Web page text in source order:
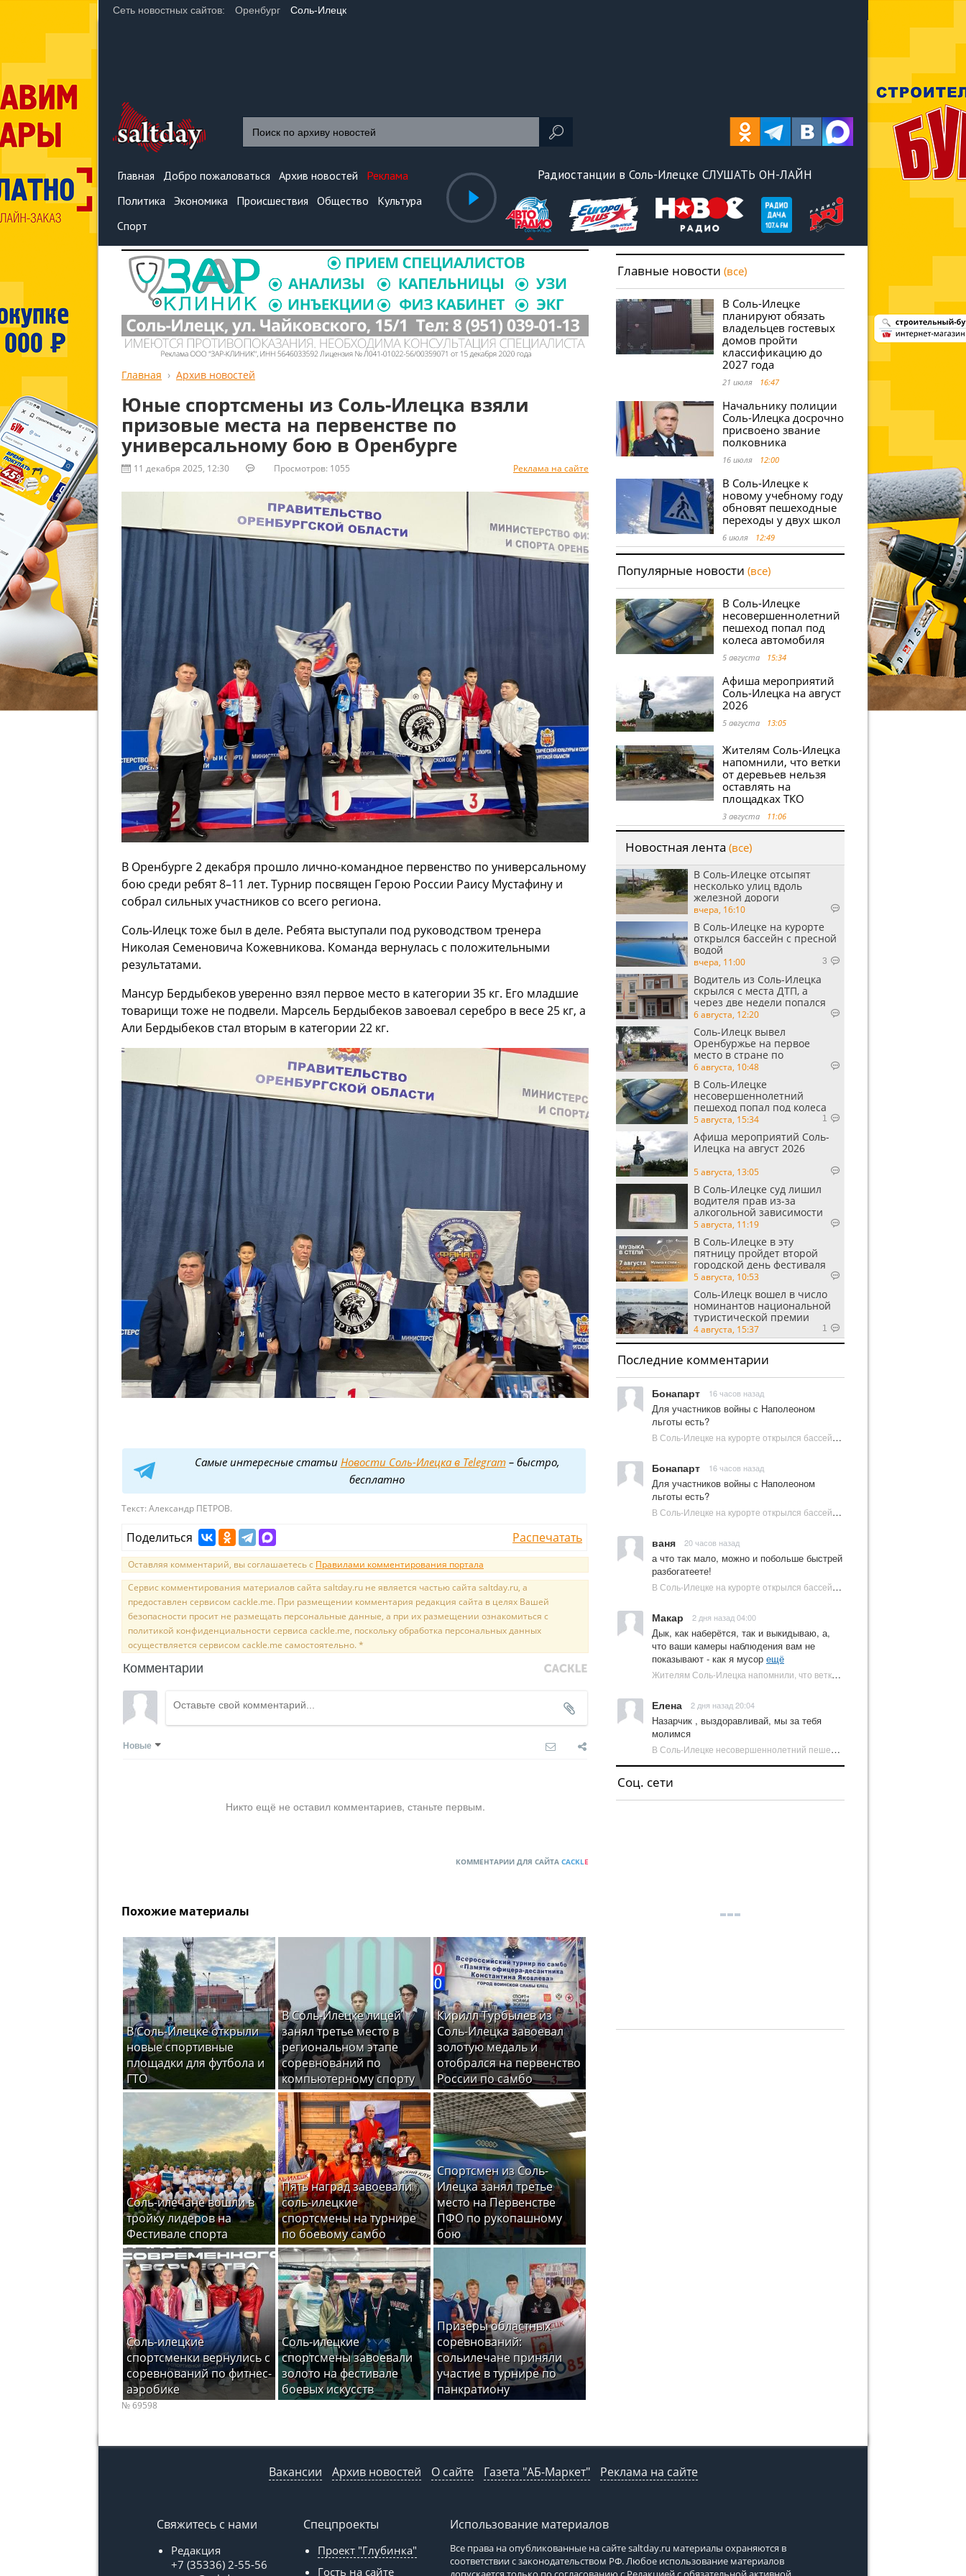
Сеть новостных сайтов: Оренбург Соль-Илецк
Главная Добро пожаловаться Архив новостей
Реклама
Политика Экономика Происшествия Общество
Культура
Спорт
Радиостанции в Соль-Илецке СЛУШАТЬ ОН-ЛАЙН
Главная Архив новостей
Юные спортсмены из Соль-Илецка взяли
призовые места на первенстве по
универсальному бою в Оренбурге
11 декабря 2025, 12:30 Просмотров: 1055 Реклама на сайте
В Оренбурге 2 декабря прошло лично-командное первенство по универсальному
бою среди ребят 8–11 лет. Турнир посвящен Герою России Раису Мустафину и
собрал сильных участников со всего региона.
Соль-Илецк тоже был в деле. Ребята выступали под руководством тренера
Николая Семеновича Кожевникова. Команда вернулась с положительными
результатами.
Манcур Бердыбеков уверенно взял первое место в категории 35 кг. Его младшие
товарищи тоже не подвели. Марсель Бердыбеков завоевал серебро в весе 25 кг, а
Али Бердыбеков стал вторым в категории 22 кг.
Самые интересные статьи Новости Соль-Илецка в Telegram– быстро,
бесплатно
Текст: Александр ПЕТРОВ.
Поделиться Распечатать
Оставляя комментарий, вы соглашаетесь с Правилами комментирования портала
Сервис комментирования материалов сайта saltday.ru не является частью сайта saltday.ru, а
предоставлен сервисом cackle.me. При размещении комментария редакция сайта в целях Вашей
безопасности просит не размещать персональные данные, а при их размещении ознакомиться с
политикой конфиденциальности сервиса cackle.me, поскольку обработка персональных данных
осуществляется сервисом cackle.me самостоятельно. *
Комментарии
Новые
Никто ещё не оставил комментариев, станьте первым.
КОММЕНТАРИИ ДЛЯ САЙТА CACKLE
Похожие материалы
В Соль-Илецке открыли
новые спортивные
площадки для футбола и
ГТО
В Соль-Илецке лицей
занял третье место в
региональном этапе
соревнований по
компьютерному спорту
Кирилл Турбылев из
Соль-Илецка завоевал
золотую медаль и
отобрался на первенство
России по самбо
Соль-илечане вошли в
тройку лидеров на
Фестивале спорта
Пять наград завоевали
соль-илецкие
спортсмены на турнире
по боевому самбо
Спортсмен из Соль-
Илецка занял третье
место на Первенстве
ПФО по рукопашному
бою
Соль-илецкие
спортсменки вернулись с
соревнований по фитнес-
аэробике
Соль-илецкие
спортсмены завоевали
золото на фестивале
боевых искусств
Призеры областных
соревнований:
сольилечане приняли
участие в турнире по
панкратиону
№ 69598
Главные новости (все)
В Соль-Илецке
планируют обязать
владельцев гостевых
домов пройти
классификацию до
2027 года
21 июля 16:47
Начальнику полиции
Соль-Илецка досрочно
присвоено звание
полковника
16 июля 12:00
В Соль-Илецке к
новому учебному году
обновят пешеходные
переходы у двух школ
6 июля 12:49
Популярные новости (все)
В Соль-Илецке
несовершеннолетний
пешеход попал под
колеса автомобиля
5 августа 15:34
Афиша мероприятий
Соль-Илецка на август
2026
5 августа 13:05
Жителям Соль-Илецка
напомнили, что ветки
от деревьев нельзя
оставлять на
площадках ТКО
3 августа 11:06
Новостная лента (все)
В Соль-Илецке отсыпят
несколько улиц вдоль
железной дороги
вчера, 16:10
В Соль-Илецке на курорте
открылся бассейн с пресной
водой
вчера, 11:00 3
Водитель из Соль-Илецка
скрылся с места ДТП, а
через две недели попался
пьяным
6 августа, 12:20
Соль-Илецк вывел
Оренбуржье на первое
место в стране по
выращиванию арбузов
6 августа, 10:48
В Соль-Илецке
несовершеннолетний
пешеход попал под колеса
автомобиля
5 августа, 15:34 1
Афиша мероприятий Соль-
Илецка на август 2026
5 августа, 13:05
В Соль-Илецке суд лишил
водителя прав из-за
алкогольной зависимости
5 августа, 11:19
В Соль-Илецке в эту
пятницу пройдет второй
городской день фестиваля
«Музыка в степи»
5 августа, 10:53
Соль-Илецк вошел в число
номинантов национальной
туристической премии
Russian Traveler Awards
4 августа, 15:37 1
Последние комментарии
Бонапарт 16 часов назад
Для участников войны с Наполеоном
льготы есть?
В Соль-Илецке на курорте открылся бассейн с пресной водой | Новости Соль-Илецка
Бонапарт 16 часов назад
Для участников войны с Наполеоном
льготы есть?
В Соль-Илецке на курорте открылся бассейн с пресной водой | Новости Соль-Илецка
ваня 20 часов назад
а что так мало, можно и побольше быстрей
разбогатеете!
В Соль-Илецке на курорте открылся бассейн с пресной водой | Новости Соль-Илецка
Макар 2 дня назад 04:00
Дык, как наберётся, так и выкидываю, а,
что ваши камеры наблюдения вам не
показывают - как я мусор ещё
Жителям Соль-Илецка напомнили, что ветки от деревьев нельзя оставлять на площадках ТКО | Новости Соль-Илецка
Елена 2 дня назад 20:04
Назарчик , выздоравливай, мы за тебя
молимся
В Соль-Илецке несовершеннолетний пешеход попал под колеса автомобиля | Новости Соль-Илецка
Соц. сети
Вакансии Архив новостей О сайте Газета "АБ-Маркет" Реклама на сайте
Свяжитесь с нами
Редакция
+7 (35336) 2-55-56
Спецпроекты
Проект "Глубинка"
Гость на сайте
Использование материалов
Все права на опубликованные на сайтеsaltday.ru материалы охраняются в
соответствии с законодательством РФ. Любое использование материалов